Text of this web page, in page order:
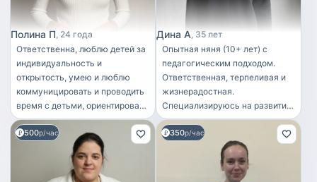
Полина П 24 года
Ответственна, люблю детей за
индивидуальность и
открытость, умею и люблю
коммуницировать и проводить
время с детьми, ориентирована
на пользу для их развития и
познания мира вокруг! Имею
опыт работы с детьми от 1,5 до
7 лет, педагогическое
образование🫂
Дина А 35 лет
Опытная няня (10+ лет) с
педагогическим подходом.
Ответственная, терпеливая и
жизнерадостная.
Специализируюсь на развитии
детей от 0 до 7 лет, умею
находить подход к каждому
ребенку. Владею навыками
первой помощи,
придерживаюсь здорового
500р/час 350р/час